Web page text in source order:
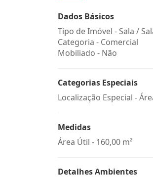
Dados Básicos
Tipo de Imóvel - Sala /
Categoria - Comercial
Mobiliado - Não
Categorias Especiais
Localização Especial -
Medidas
Área Útil - 160,00 m²
Detalhes Ambientes